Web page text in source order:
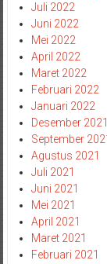
Juli 2022
Juni 2022
Mei 2022
April 2022
Maret 2022
Februari 2022
Januari 2022
Desember 2021
September
Agustus 2021
Juli 2021
Juni 2021
Mei 2021
April 2021
Maret 2021
Februari 2021